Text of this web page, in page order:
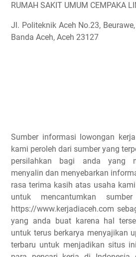
RUMAH SAKIT UMUM CEMPAKA
Jl. Politeknik Aceh No.23,
Banda Aceh, Aceh 23127
Sumber informasi lowongan
kami peroleh dari sumber yang
persilahkan bagi anda yang
menyalin dan menyebarkan
rasa terima kasih atas usaha
untuk mencantumkan
https://www.kerjadiaceh.com
yang anda buat karena hal
untuk terus berkarya menyajikan
terbaru untuk menjadikan situs